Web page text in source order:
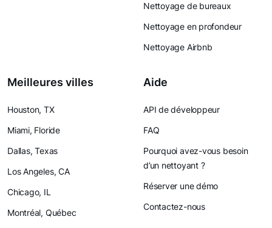
Nettoyage de bureaux
Nettoyage en profondeur
Nettoyage Airbnb
Meilleures villes
Houston, TX
Miami, Floride
Dallas, Texas
Los Angeles, CA
Chicago, IL
Montréal, Québec
Aide
API de développeur
FAQ
Pourquoi avez-vous besoin
d’un nettoyant ?
Réserver une démo
Contactez-nous